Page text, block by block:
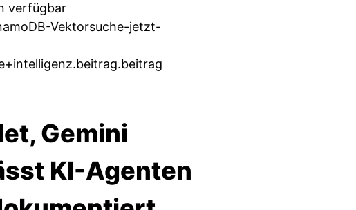
verfügbar
Vektorsuche-jetzt-
Gemini
KI-Agenten